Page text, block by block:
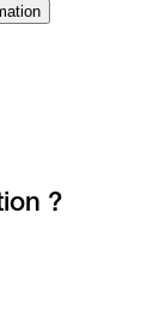
?